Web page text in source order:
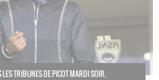
TRIBUNES DE PICOT MARDI SOIR.